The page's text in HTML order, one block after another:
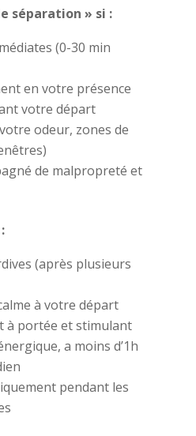
séparation » si :
(0-30 min
en votre présence
votre départ
odeur, zones de
de malpropreté et
(après plusieurs
à votre départ
à portée et stimulant
a moins d’1h
pendant les